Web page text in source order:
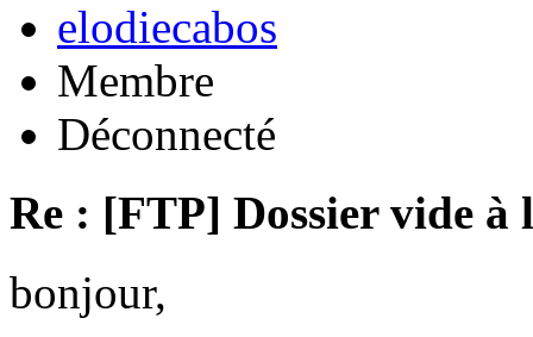
elodiecabos
Membre
Déconnecté
Re : [FTP] Dossier vide à
bonjour,